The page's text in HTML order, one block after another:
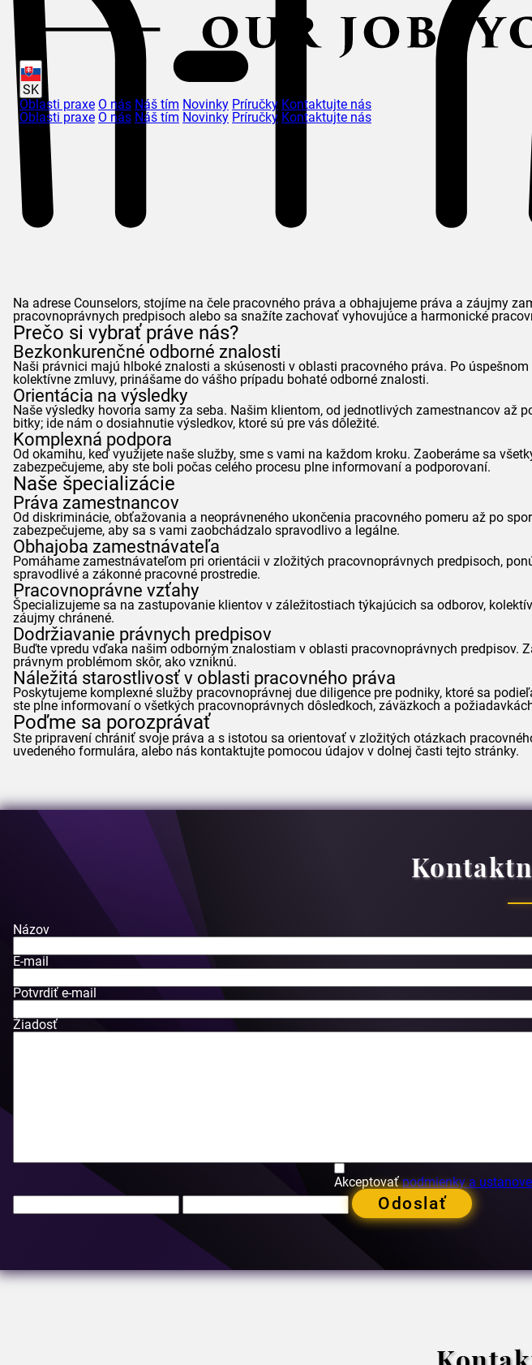
SK
Oblasti praxe O nás Náš tím Novinky Príručky Kontaktujte nás
Oblasti praxe O nás Náš tím Novinky Príručky Kontaktujte nás
Na adrese Counselors, stojíme na čele pracovného práva a obhajujeme práva a záujmy
pracovnoprávnych predpisoch alebo sa snažíte zachovať vyhovujúce a harmonické
Prečo si vybrať práve nás?
Bezkonkurenčné odborné znalosti
Naši právnici majú hlboké znalosti a skúsenosti v oblasti pracovného práva. Po
kolektívne zmluvy, prinášame do vášho prípadu bohaté odborné znalosti.
Orientácia na výsledky
Naše výsledky hovoria samy za seba. Našim klientom, od jednotlivých zamestnancov až
bitky; ide nám o dosiahnutie výsledkov, ktoré sú pre vás dôležité.
Komplexná podpora
Od okamihu, keď využijete naše služby, sme s vami na každom kroku. Zaoberáme sa
zabezpečujeme, aby ste boli počas celého procesu plne informovaní a podporovaní.
Naše špecializácie
Práva zamestnancov
Od diskriminácie, obťažovania a neoprávneného ukončenia pracovného pomeru až po
zabezpečujeme, aby sa s vami zaobchádzalo spravodlivo a legálne.
Obhajoba zamestnávateľa
Pomáhame zamestnávateľom pri orientácii v zložitých pracovnoprávnych predpisoch,
spravodlivé a zákonné pracovné prostredie.
Pracovnoprávne vzťahy
Špecializujeme sa na zastupovanie klientov v záležitostiach týkajúcich sa odborov,
záujmy chránené.
Dodržiavanie právnych predpisov
Buďte vpredu vďaka našim odborným znalostiam v oblasti pracovnoprávnych predpisov.
právnym problémom skôr, ako vzniknú.
Náležitá starostlivosť v oblasti pracovného práva
Poskytujeme komplexné služby pracovnoprávnej due diligence pre podniky, ktoré sa
ste plne informovaní o všetkých pracovnoprávnych dôsledkoch, záväzkoch a
Poďme sa porozprávať
Ste pripravení chrániť svoje práva a s istotou sa orientovať v zložitých otázkach
uvedeného formulára, alebo nás kontaktujte pomocou údajov v dolnej časti tejto stránky.
Názov
E-mail
Potvrdiť e-mail
Žiadosť
Akceptovaťpodmienky a
Odoslať